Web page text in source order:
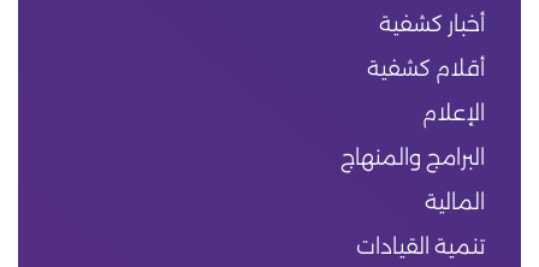
أخبار كشفية
أقلام كشفية
الإعلام
البرامج والمنهاج
المالية
تنمية القيادات